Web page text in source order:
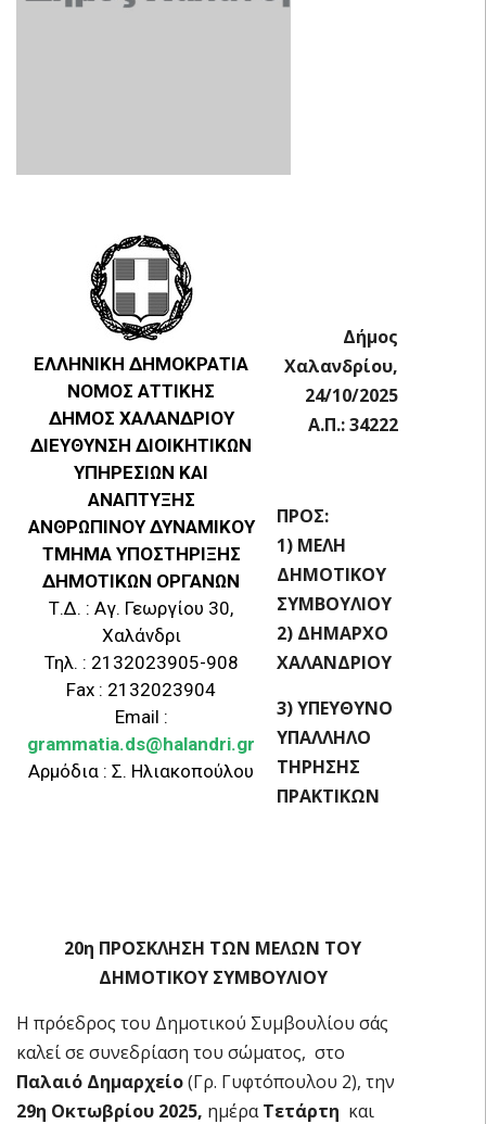
ΕΛΛΗΝΙΚΗ ΔΗΜΟΚΡΑΤΙΑ
ΝΟΜΟΣ ΑΤΤΙΚΗΣ
ΔΗΜΟΣ ΧΑΛΑΝΔΡΙΟΥ
ΔΙΕΥΘΥΝΣΗ ΔΙΟΙΚΗΤΙΚΩΝ
ΥΠΗΡΕΣΙΩΝ ΚΑΙ
ΑΝΑΠΤΥΞΗΣ
ΑΝΘΡΩΠΙΝΟΥ ΔΥΝΑΜΙΚΟΥ
ΤΜΗΜΑ ΥΠΟΣΤΗΡΙΞΗΣ
ΔΗΜΟΤΙΚΩΝ ΟΡΓΑΝΩΝ
Τ.Δ. : Αγ. Γεωργίου 30,
Χαλάνδρι
Τηλ. : 2132023905-908
Fax : 2132023904
Email :
grammatia.ds@halandri.gr
Αρμόδια : Σ. Ηλιακοπούλου
Δήμος
Χαλανδρίου,
24/10/2025
Α.Π.: 34222
ΠΡΟΣ:
1) ΜΕΛΗ
ΔΗΜΟΤΙΚΟΥ
ΣΥΜΒΟΥΛΙΟΥ
2) ΔΗΜΑΡΧΟ
ΧΑΛΑΝΔΡΙΟΥ
3) ΥΠΕΥΘΥΝΟ
ΥΠΑΛΛΗΛΟ
ΤΗΡΗΣΗΣ
ΠΡΑΚΤΙΚΩΝ
20η ΠΡΟΣΚΛΗΣΗ ΤΩΝ ΜΕΛΩΝ ΤΟΥ
ΔΗΜΟΤΙΚΟΥ ΣΥΜΒΟΥΛΙΟΥ
Η πρόεδρος του Δημοτικού Συμβουλίου σάς
καλεί σε συνεδρίαση του σώματος, στο
Παλαιό Δημαρχείο(Γρ. Γυφτόπουλου 2), την
29η Οκτωβρίου 2025, ημέραΤετάρτη και